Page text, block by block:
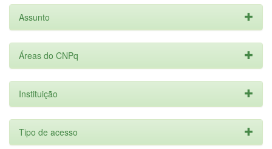
Assunto
Áreas do CNPq
Instituição
Tipo de acesso